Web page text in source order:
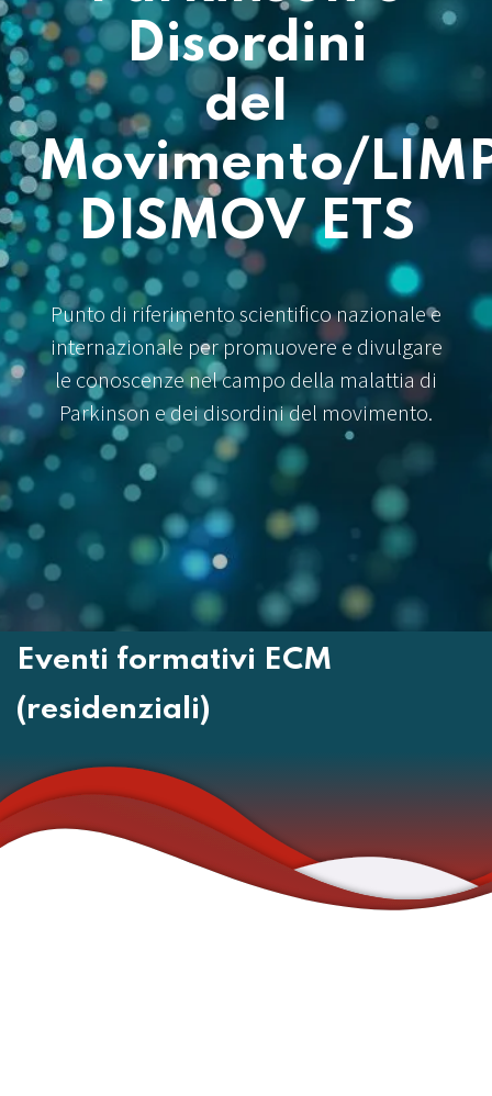
Disordini
del
Movimento/
DISMOV ETS
Punto di riferimento scientifico nazionale e
internazionale per promuovere e divulgare
le conoscenze nel campo della malattia di
Parkinson e dei disordini del movimento.
Eventi formativi ECM
(residenziali)